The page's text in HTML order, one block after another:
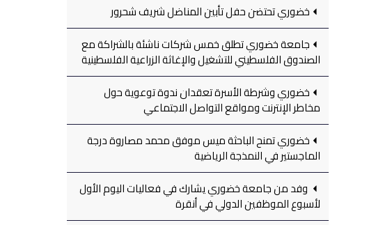
خضوري تحتضن حفل تأبين المناضل شريف شحرور
جامعة خضوري تطلق خمس شركات ناشئة بالشراكة مع
الصندوق الفلسطيني للتشغيل والإغاثة الزراعية الفلسطينية
خضوري وشرطة الأسرة تعقدان ندوة توعوية حول
مخاطر الإنترنت ومواقع التواصل الاجتماعي
خضوري تمنح الباحثة ميس موفق محمد مصاروة درجة
الماجستير في النمذجة الرياضية
وفد من جامعة خضوري يشارك في فعاليات اليوم الأول
لأسبوع الموظفين الدولي في أنقرة